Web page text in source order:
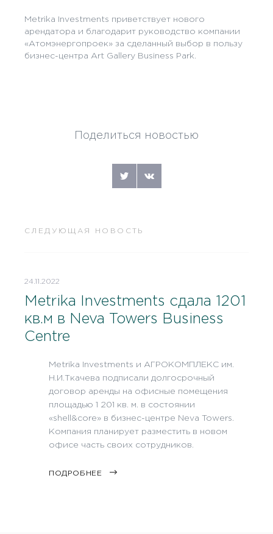
Metrika Investments приветствует нового
арендатора и благодарит руководство компании
«Атомэнергопроек» за сделанный выбор в пользу
бизнес-центра Art Gallery Business Park.
Поделиться новостью
СЛЕДУЮЩАЯ НОВОСТЬ
24.11.2022
Metrika Investments сдала 1201
кв.м в Neva Towers Business
Centre
Metrika Investments и АГРОКОМПЛЕКС им.
Н.И.Ткачева подписали долгосрочный
договор аренды на офисные помещения
площадью 1 201 кв. м. в состоянии
«shell&core» в бизнес-центре Neva Towers.
Компания планирует разместить в новом
офисе часть своих сотрудников.
ПОДРОБНЕЕ